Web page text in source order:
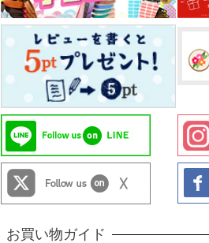
お買い物ガイド